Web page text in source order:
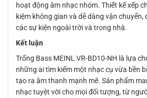
hoạt động âm nhạc nhóm. Thiết kế xếp
kiệm không gian và dễ dàng vận chuyển,
các sự kiện ngoài trời và trong nhà.
Kết luận
Trống Bass MEINL VR-BD10-NH là lựa
những ai tìm kiếm một nhạc cụ vừa bền
tạo ra âm thanh mạnh mẽ. Sản phẩm
nhạc tuyệt vời cho mọi đối tượng, từ